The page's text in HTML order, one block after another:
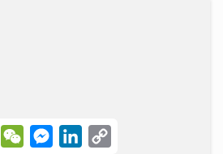
W
h
W
e
M
e
L